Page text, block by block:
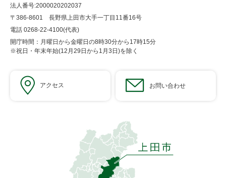
法人番号:2000020202037
〒386-8601 長野県上田市大手一丁目11番16号
電話 0268-22-4100(代表)
開庁時間：月曜日から金曜日の8時30分から17時15分
※祝日・年末年始(12月29日から1月3日)を除く
アクセス お問い合わせ